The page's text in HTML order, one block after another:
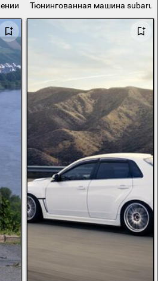
на ралли
Тюнингованная машина subaru